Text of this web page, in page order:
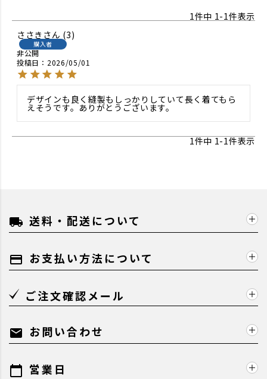
1件中 1-1件表示
ささき
3
購入者
非公開
投稿日
2026/05/01
デザインも良く縫製もしっかりしていて長く着てもら
えそうです。ありがとうございます。
1件中 1-1件表示
local_shipping 送料・配送について
payment お支払い方法について
ご注文確認メール
mail お問い合わせ
calendar_today 営業日